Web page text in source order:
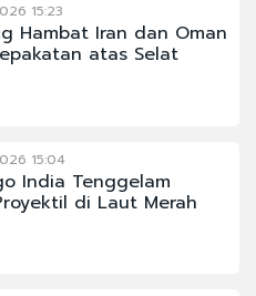
15:23
Hambat Iran dan Oman
atas Selat
15:04
India Tenggelam
di Laut Merah